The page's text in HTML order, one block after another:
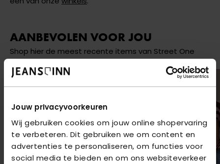
Jouw privacyvoorkeuren
Wij gebruiken cookies om jouw online shopervaring
te verbeteren. Dit gebruiken we om content en
advertenties te personaliseren, om functies voor
social media te bieden en om ons websiteverkeer
AANBEVOLEN VOOR JOU
Shop hier de meest recente items van Street One